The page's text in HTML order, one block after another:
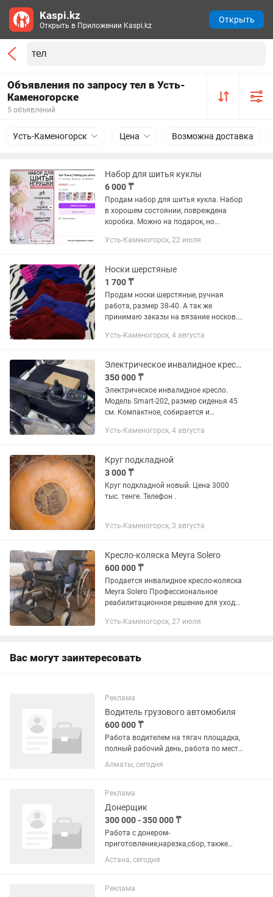
Объявления по запросу тел в Усть-
Каменогорске
5 объявлений
Усть-Каменогорск Цена Возможна доставка
Набор для шитья куклы
6 000 ₸
Продам набор для шитья кукла. Набор
в хорошем состоянии, повреждена
коробка. Можно на подарок, но
инструкция внутри. Цена 6000 тенге.
Усть-Каменогорск, 22 июля
Носки шерстяные
1 700 ₸
Продам носки шерстяные, ручная
работа, размер 38-40. А так же
принимаю заказы на вязание носков.
телефону
Усть-Каменогорск, 4 августа
Электрическое инвалидное кресло. Модель Smart 202. Новое.
350 000 ₸
Электрическое инвалидное кресло.
Модель Smart-202, размер сиденья 45
см. Компактное, собирается и
пульта, управляется джойстиком.
Усть-Каменогорск, 4 августа
Круг подкладной
3 000 ₸
Круг подкладной новый. Цена 3000
тыс. тенге. Телефон .
Усть-Каменогорск, 3 августа
Кресло-коляска Meyra Solero
600 000 ₸
Продается инвалидное кресло-коляска
Meyra Solero Профессиональное
реабилитационное решение для ухода,
Производитель – фирма Meyra (ранее
Усть-Каменогорск, 27 июля
Вас могут заинтересовать
Реклама
Водитель грузового автомобиля
600 000 ₸
Работа водителем на тягач площадка,
полный рабочий день, работа по месту,
по городу. Зарплата в месяц 200 000 +
плюс по рейсовая. За рейс 15000.
Techno panel....
Алматы, сегодня
Реклама
Донерщик
300 000 - 350 000 ₸
Работа с донером-
приготовление,нарезка,сбор, также
пиццерист на сбор. пиццы и
приготовление теста. Кассир на
ответственность, ПИСАТЬ по тел/)
Астана, сегодня
Реклама
Kaspi.kz
Открыть в Приложении Kaspi.kz
Открыть